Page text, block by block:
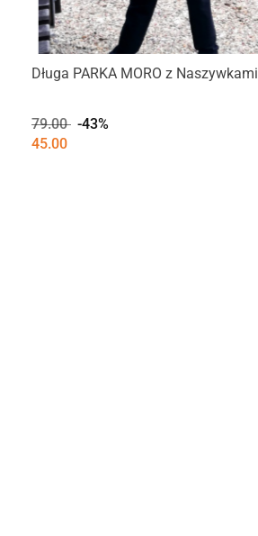
Długa PARKA MORO z Naszywkami
79.00 -43%
45.00